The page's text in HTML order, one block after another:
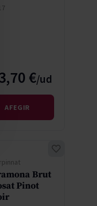
€
AFEGIR
Brut
Pinot